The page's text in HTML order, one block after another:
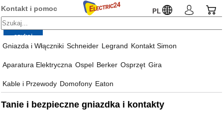
Kontakt i pomoc PL
Gniazda i Włączniki Schneider Legrand Kontakt Simon
Aparatura Elektryczna Ospel Berker Osprzęt Gira
Kable i Przewody Domofony Eaton
Tanie i bezpieczne gniazdka i kontakty